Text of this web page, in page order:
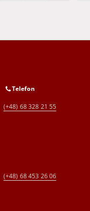
Telefon
(+48) 68 328 21 55
(+48) 68 453 26 06